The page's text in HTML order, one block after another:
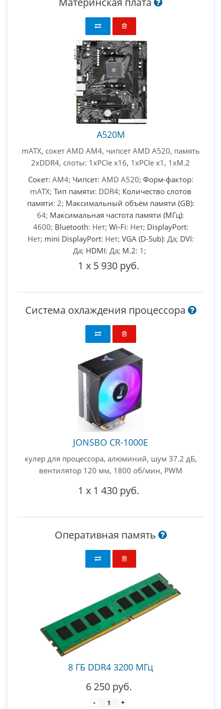
A520M
mATX, сокет AMD AM4, чипсет AMD A520, память
2xDDR4, слоты: 1xPCIe x16, 1xPCIe x1, 1xM.2
Сокет: AM4; Чипсет: AMD A520; Форм-фактор:
mATX; Тип памяти: DDR4; Количество слотов
памяти: 2; Максимальный объём памяти (GB):
64; Максимальная частота памяти (МГц):
4600; Bluetooth: Нет; Wi-Fi: Нет; DisplayPort:
Нет; mini DisplayPort: Нет; VGA (D-Sub): Да; DVI:
Да; HDMI: Да; M.2: 1;
1 x 5 930 руб.
Система охлаждения процессора
JONSBO CR-1000E
кулер для процессора, алюминий, шум 37.2 дБ,
вентилятор 120 мм, 1800 об/мин, PWM
1 x 1 430 руб.
Оперативная память
8 ГБ DDR4 3200 МГц
6 250 руб.
- +